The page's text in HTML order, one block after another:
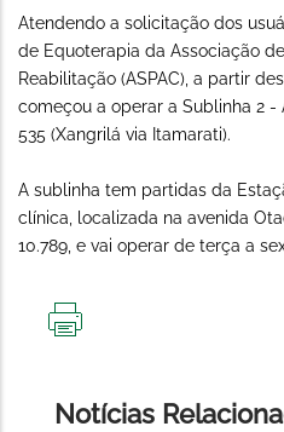
Atendendo a solicitação dos
de Equoterapia da Associação
Reabilitação (ASPAC), a partir
começou a operar a Sublinha 2 -
535 (Xangrilá via Itamarati).
A sublinha tem partidas da
clínica, localizada na avenida
10.789, e vai operar de terça a
Notícias